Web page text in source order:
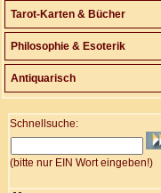
Tarot-Karten & Bücher
Philosophie & Esoterik
Antiquarisch
Schnellsuche:
(bitte nur EIN Wort eingeben!)